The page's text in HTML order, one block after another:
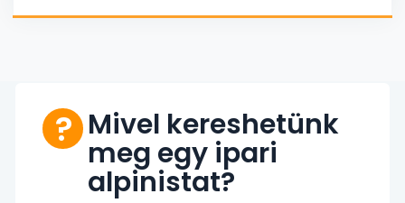
Mivel kereshetünk
meg egy ipari
alpinistat?